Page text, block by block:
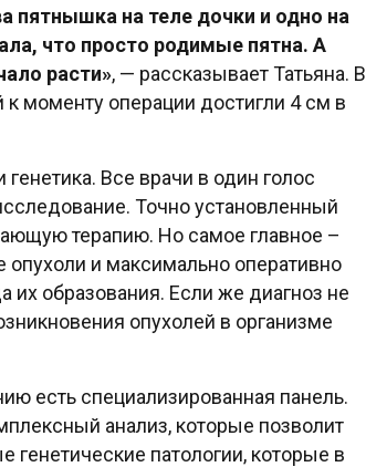
пятнышка на теле дочки и одно на
что просто родимые пятна. А
расти», — рассказывает Татьяна. В
моменту операции достигли 4 см в
Все врачи в один голос
Точно установленный
терапию. Но самое главное –
и максимально оперативно
их образования. Если же диагноз не
опухолей в организме
есть специализированная панель.
анализ, которые позволит
генетические патологии, которые в